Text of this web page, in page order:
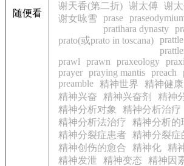
随便看
谢天香(第二折) 谢太傅 谢
谢女咏雪
prase
pratihara dynasty
prato(或prato in toscana) prattle
prawl
prawn praxeology
prayer praying mantis preach
preamble
精神世界 精神健康
精神兴奋
精神兴奋剂 精神
精神分析对象
精神分析治疗
精神分析法治疗
精神分析的
精神分裂症患者
精神分裂症
精神创伤的愈合
精神化
精
精神发泄
精神变态 精神因